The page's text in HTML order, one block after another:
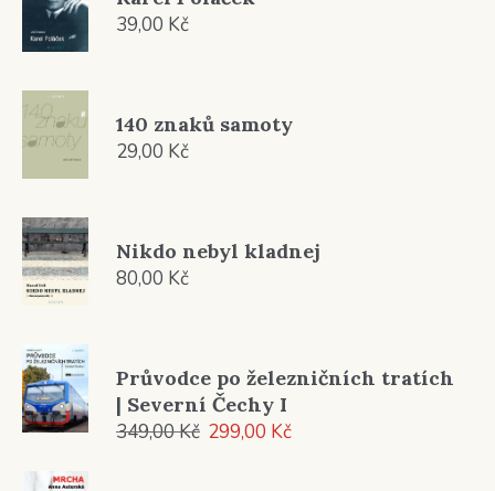
39,00 Kč
140 znaků samoty
29,00 Kč
Nikdo nebyl kladnej
80,00 Kč
Průvodce po železničních tratích
| Severní Čechy I
349,00Kč Původní
299,00 KčAktuální